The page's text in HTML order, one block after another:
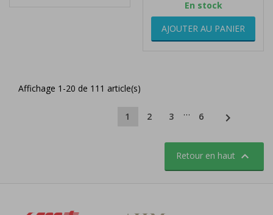
En stock
AJOUTER AU PANIER
Affichage 1-20 de 111 article(s)
1 2 3 … 6 
Retour en haut 